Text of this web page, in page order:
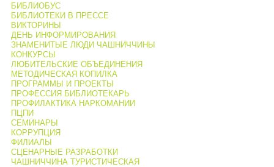
БИБЛИОБУС
БИБЛИОТЕКИ В ПРЕССЕ
ВИКТОРИНЫ
ДЕНЬ ИНФОРМИРОВАНИЯ
ЗНАМЕНИТЫЕ ЛЮДИ ЧАШНИЧЧИНЫ
КОНКУРСЫ
ЛЮБИТЕЛЬСКИЕ ОБЪЕДИНЕНИЯ
МЕТОДИЧЕСКАЯ КОПИЛКА
ПРОГРАММЫ И ПРОЕКТЫ
ПРОФЕССИЯ БИБЛИОТЕКАРЬ
ПРОФИЛАКТИКА НАРКОМАНИИ
ПЦПИ
СЕМИНАРЫ
КОРРУПЦИЯ
ФИЛИАЛЫ
СЦЕНАРНЫЕ РАЗРАБОТКИ
ЧАШНИЧЧИНА ТУРИСТИЧЕСКАЯ